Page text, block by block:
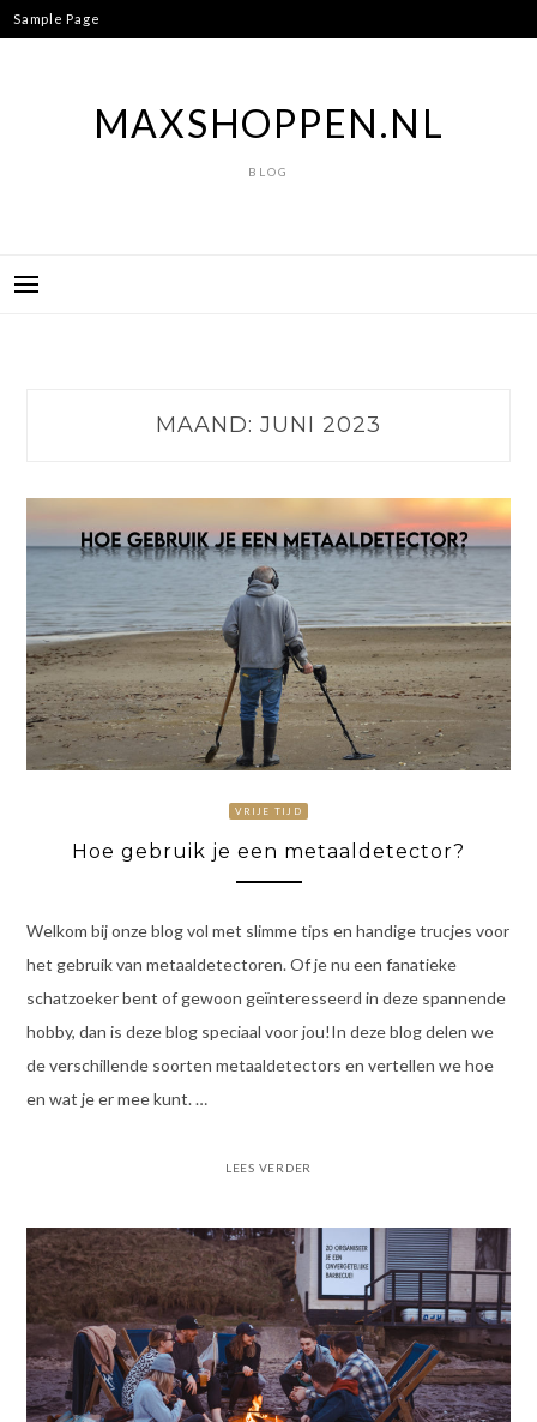
Ga
naar
Sample Page
MAXSHOPPEN.NL
BLOG
MAAND: JUNI 2023
VRIJE TIJD
Hoe gebruik je een metaaldetector?
Welkom bij onze blog vol met slimme tips en handige trucjes voor
het gebruik van metaaldetectoren. Of je nu een fanatieke
schatzoeker bent of gewoon geïnteresseerd in deze spannende
hobby, dan is deze blog speciaal voor jou!In deze blog delen we
de verschillende soorten metaaldetectors en vertellen we hoe
en wat je er mee kunt. …
LEES VERDER